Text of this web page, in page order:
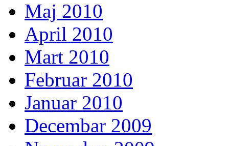
Maj 2010
April 2010
Mart 2010
Februar 2010
Januar 2010
Decembar 2009